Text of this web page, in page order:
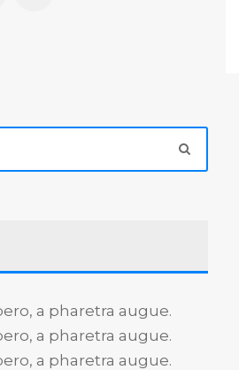
a pharetra augue.
a pharetra augue.
a pharetra augue.